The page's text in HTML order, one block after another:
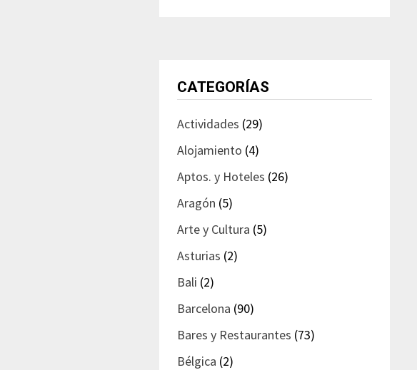
CATEGORÍAS
Actividades (29)
Alojamiento (4)
Aptos. y Hoteles (26)
Aragón (5)
Arte y Cultura (5)
Asturias (2)
Bali (2)
Barcelona (90)
Bares y Restaurantes (73)
Bélgica (2)